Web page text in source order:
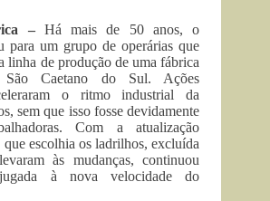
– Há mais de 50 anos, o
para um grupo de operárias que
linha de produção de uma fábrica
Caetano do Sul. Ações
o ritmo industrial da
sem que isso fosse devidamente
Com a atualização
que escolhia os ladrilhos, excluída
às mudanças, continuou
à nova velocidade do